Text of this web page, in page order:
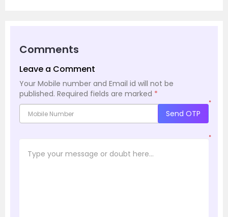
Comments
Leave a Comment
Your Mobile number and Email id will not be
published. Required fields are marked *
*
Send OTP
*